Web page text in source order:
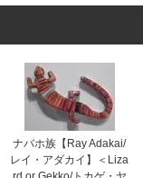
ナバホ族【Ray Adakai/
レイ・アダカイ】＜Liza